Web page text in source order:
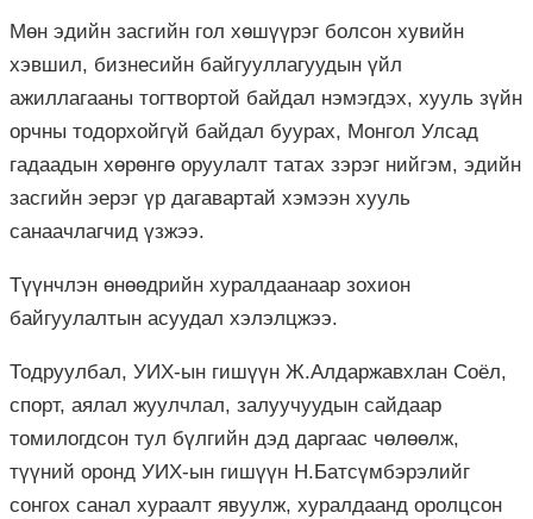
Мөн эдийн засгийн гол хөшүүрэг болсон хувийн
хэвшил, бизнесийн байгууллагуудын үйл
ажиллагааны тогтвортой байдал нэмэгдэх, хууль зүйн
орчны тодорхойгүй байдал буурах, Монгол Улсад
гадаадын хөрөнгө оруулалт татах зэрэг нийгэм, эдийн
засгийн эерэг үр дагавартай хэмээн хууль
санаачлагчид үзжээ.
Түүнчлэн өнөөдрийн хуралдаанаар зохион
байгуулалтын асуудал хэлэлцжээ.
Тодруулбал, УИХ-ын гишүүн Ж.Алдаржавхлан Соёл,
спорт, аялал жуулчлал, залуучуудын сайдаар
томилогдсон тул бүлгийн дэд даргаас чөлөөлж,
түүний оронд УИХ-ын гишүүн Н.Батсүмбэрэлийг
сонгох санал хураалт явуулж, хуралдаанд оролцсон